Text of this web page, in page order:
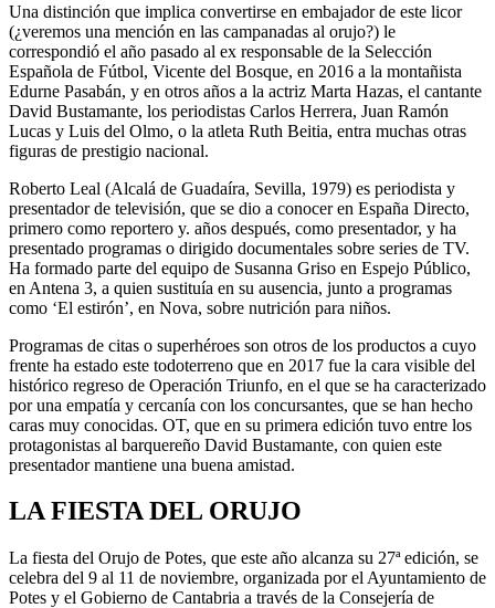
Una distinción que implica convertirse en embajador de este licor
(¿veremos una mención en las campanadas al orujo?) le
correspondió el año pasado al ex responsable de la Selección
Española de Fútbol, Vicente del Bosque, en 2016 a la montañista
Edurne Pasabán, y en otros años a la actriz Marta Hazas, el cantante
David Bustamante, los periodistas Carlos Herrera, Juan Ramón
Lucas y Luis del Olmo, o la atleta Ruth Beitia, entra muchas otras
figuras de prestigio nacional.
Roberto Leal (Alcalá de Guadaíra, Sevilla, 1979) es periodista y
presentador de televisión, que se dio a conocer en España Directo,
primero como reportero y. años después, como presentador, y ha
presentado programas o dirigido documentales sobre series de TV.
Ha formado parte del equipo de Susanna Griso en Espejo Público,
en Antena 3, a quien sustituía en su ausencia, junto a programas
como ‘El estirón’, en Nova, sobre nutrición para niños.
Programas de citas o superhéroes son otros de los productos a cuyo
frente ha estado este todoterreno que en 2017 fue la cara visible del
histórico regreso de Operación Triunfo, en el que se ha caracterizado
por una empatía y cercanía con los concursantes, que se han hecho
caras muy conocidas. OT, que en su primera edición tuvo entre los
protagonistas al barquereño David Bustamante, con quien este
presentador mantiene una buena amistad.
LA FIESTA DEL ORUJO
La fiesta del Orujo de Potes, que este año alcanza su 27ª edición, se
celebra del 9 al 11 de noviembre, organizada por el Ayuntamiento de
Potes y el Gobierno de Cantabria a través de la Consejería de